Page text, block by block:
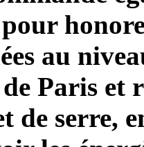
au
Paris et
de serre,